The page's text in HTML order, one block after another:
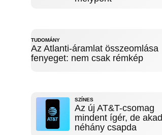
TUDOMÁNY
Az Atlanti-áramlat összeomlása
fenyeget: nem csak rémkép
SZÍNES
Az új AT&T-csomag
mindent ígér, de akad
néhány csapda